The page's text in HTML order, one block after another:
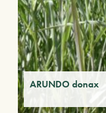
ARUNDO donax